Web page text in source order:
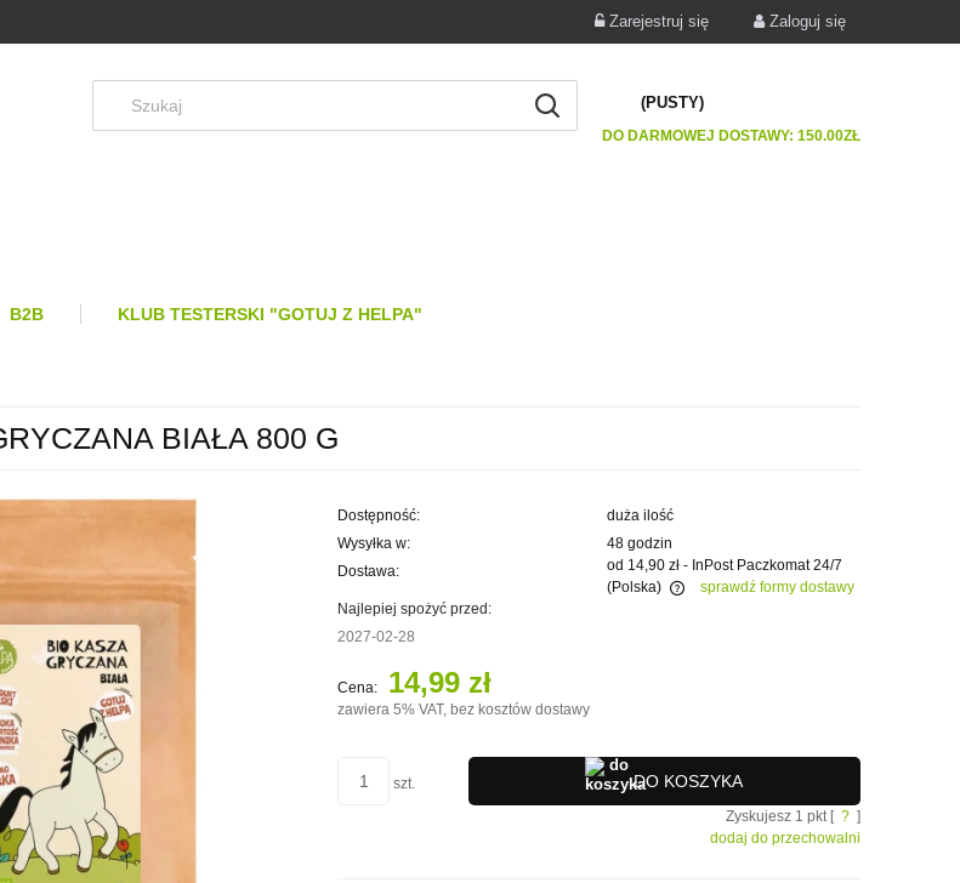
Zarejestruj się Zaloguj się
(PUSTY)
DO DARMOWEJ DOSTAWY: 150.00ZŁ
B2B KLUB TESTERSKI "GOTUJ Z HELPA"
BIAŁA 800 G
Dostępność:
duża ilość
Wysyłka w:
48 godzin
Dostawa:
od 14,90 zł - InPost Paczkomat 24/7
(Polska)
Cena nie zawiera ewentualnych kosztów
sprawdź formy dostawy
Najlepiej spożyć przed:
2027-02-28
Cena: 14,99 zł
zawiera 5% VAT, bez kosztów dostawy
szt. DO KOSZYKA
Zyskujesz 1 pkt [ ? ]
dodaj do przechowalni